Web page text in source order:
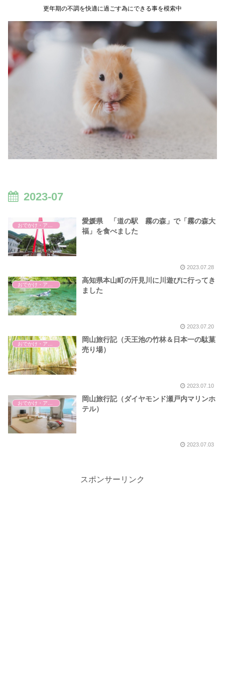
更年期の不調を快適に過ごす為にできる事を模索中
2023-07
おでかけ・アウトドア・旅行
愛媛県 「道の駅 霧の森」で「霧の森大
福」を食べました
2023.07.28
高知県本山町の汗見川に川遊びに行ってき
ました
2023.07.20
岡山旅行記（天王池の竹林＆日本一の駄菓
売り場）
2023.07.10
岡山旅行記（ダイヤモンド瀬戸内マリンホ
テル）
2023.07.03
スポンサーリンク